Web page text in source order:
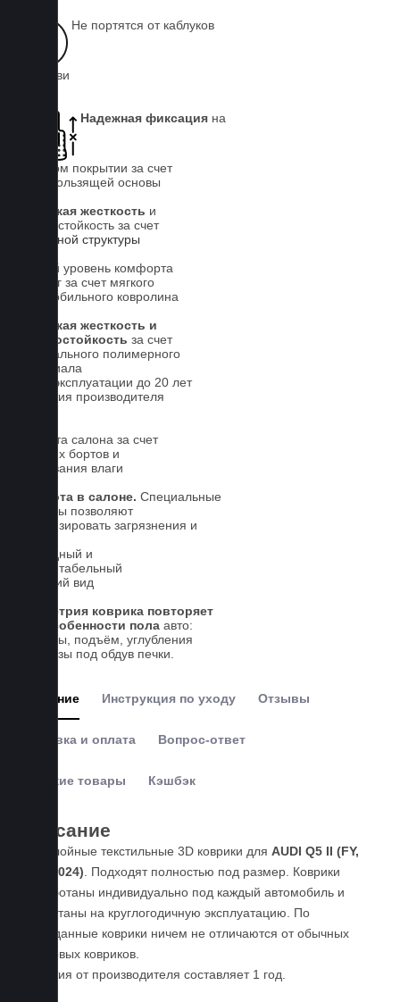
Не портятся от каблуков
на обуви
Надежная фиксация на
штатном покрытии за счет
антискользящей основы
Высокая жесткость и
износостойкость за счет
5-слойной структуры
Новый уровень комфорта
для ног за счет мягкого
автомобильного ковролина
Высокая жесткость и
износостойкость за счет
специального полимерного
материала
Срок эксплуатации до 20 лет
Гарантия производителя
Чистота салона за счет
высоких бортов и
впитывания влаги
Чистота в салоне. Специальные
выступы позволяют
локализировать загрязнения и
Солидный и
презентабельный
внешний вид
Геометрия коврика повторяет
все особенности пола авто:
выступы, подъём, углубления
и вырезы под обдув печки.
Описание Инструкция по уходу Отзывы
Доставка и оплата Вопрос-ответ
Похожие товары Кэшбэк
Описание
Пятислойные текстильные 3D коврики для AUDI Q5 II (FY,
2017-2024) . Подходят полностью под размер. Коврики
разработаны индивидуально под каждый автомобиль и
рассчитаны на круглогодичную эксплуатацию. По
уходу,данные коврики ничем не отличаются от обычных
резиновых ковриков.
Гарантия от производителя составляет 1 год.